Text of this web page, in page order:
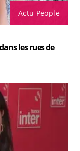
Actu People
les rues de